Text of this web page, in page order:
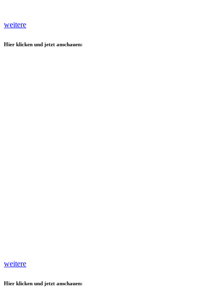
weitere
Hier klicken und jetzt anschauen:
weitere
Hier klicken und jetzt anschauen: